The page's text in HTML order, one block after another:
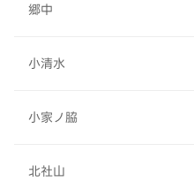
郷中
小清水
小家ノ脇
北社山